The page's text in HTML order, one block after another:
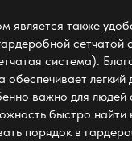
является также
сетчатой
система).
обеспечивает легкий
важно для людей
быстро найти
порядок в